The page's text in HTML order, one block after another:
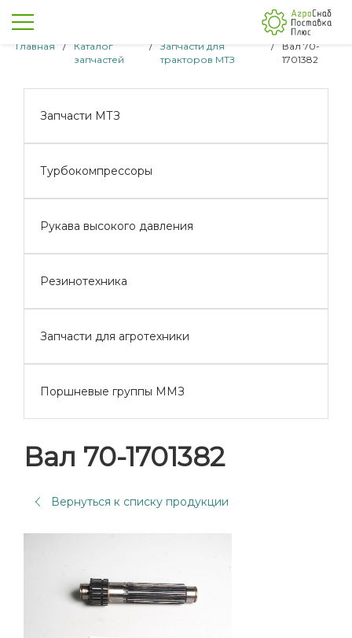
Главная /
Каталог
запчастей
/
Запчасти для
тракторов МТЗ
/
Вал 70-
1701382
Запчасти МТЗ
Турбокомпрессоры
Рукава высокого давления
Резинотехника
Запчасти для агротехники
Поршневые группы ММЗ
Вал 70-1701382
Вернуться к списку продукции